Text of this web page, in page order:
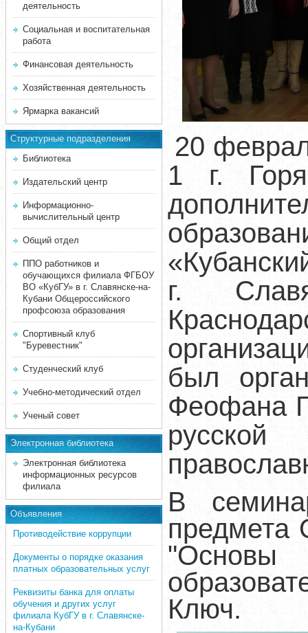
деятельность
Социальная и воспитательная
работа
Финансовая деятельность
Хозяйственная деятельность
Ярмарка вакансий
Структурные подразделения
Библиотека
Издательский центр
Информационно-
вычислительный центр
Общий отдел
ППО работников и
обучающихся филиала ФГБОУ
ВО «КубГУ» в г. Славянске-на-
Кубани Общероссийского
профсоюза образования
Спортивный клуб
"Буревестник"
Студенческий клуб
Учебно-методический отдел
Ученый совет
Электронная библиотека
Электронная библиотека
информационных ресурсов
филиала
Объявления
Противодействие коррупции
Документы о порядке оказания
платных образовательных услуг
Реквизиты банка для оплаты
обучения и других услуг
филиала КубГУ в г. Славянске-
на-Кубани
20
1 г.
г.
был
Феофана
В
предмета
Ключ.